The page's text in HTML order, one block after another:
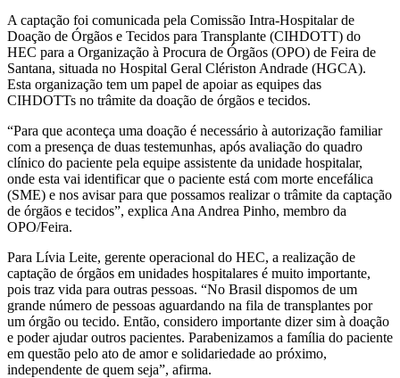
A captação foi comunicada pela Comissão Intra-Hospitalar de
Doação de Órgãos e Tecidos para Transplante (CIHDOTT) do
HEC para a Organização à Procura de Órgãos (OPO) de Feira de
Santana, situada no Hospital Geral Clériston Andrade (HGCA).
Esta organização tem um papel de apoiar as equipes das
CIHDOTTs no trâmite da doação de órgãos e tecidos.
“Para que aconteça uma doação é necessário à autorização familiar
com a presença de duas testemunhas, após avaliação do quadro
clínico do paciente pela equipe assistente da unidade hospitalar,
onde esta vai identificar que o paciente está com morte encefálica
(SME) e nos avisar para que possamos realizar o trâmite da captação
de órgãos e tecidos”, explica Ana Andrea Pinho, membro da
OPO/Feira.
Para Lívia Leite, gerente operacional do HEC, a realização de
captação de órgãos em unidades hospitalares é muito importante,
pois traz vida para outras pessoas. “No Brasil dispomos de um
grande número de pessoas aguardando na fila de transplantes por
um órgão ou tecido. Então, considero importante dizer sim à doação
e poder ajudar outros pacientes. Parabenizamos a família do paciente
em questão pelo ato de amor e solidariedade ao próximo,
independente de quem seja”, afirma.